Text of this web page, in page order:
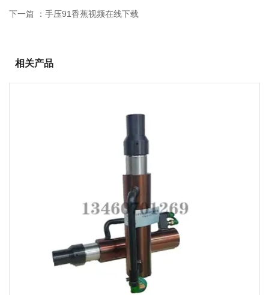
下一篇 ： 手压91香蕉视频在线下载
相关产品